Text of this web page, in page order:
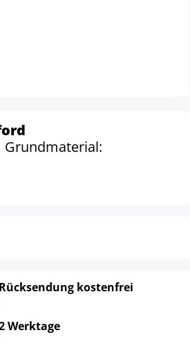
Grundmaterial:
kostenfrei
Werktage